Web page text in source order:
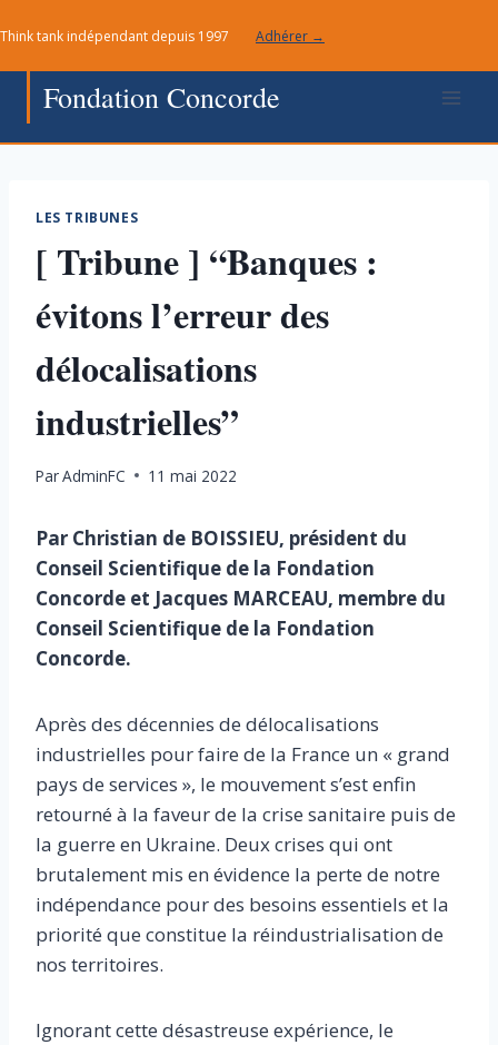
au
contenu
Think tank indépendant depuis 1997 Adhérer →
Fondation Concorde
LES TRIBUNES
[ Tribune ] “Banques :
évitons l’erreur des
délocalisations
industrielles”
ParAdminFC 11 mai 2022
Par Christian de BOISSIEU, président du
Conseil Scientifique de la Fondation
Concorde et Jacques MARCEAU, membre du
Conseil Scientifique de la Fondation
Concorde.
Après des décennies de délocalisations
industrielles pour faire de la France un « grand
pays de services », le mouvement s’est enfin
retourné à la faveur de la crise sanitaire puis de
la guerre en Ukraine. Deux crises qui ont
brutalement mis en évidence la perte de notre
indépendance pour des besoins essentiels et la
priorité que constitue la réindustrialisation de
nos territoires.
Ignorant cette désastreuse expérience, le